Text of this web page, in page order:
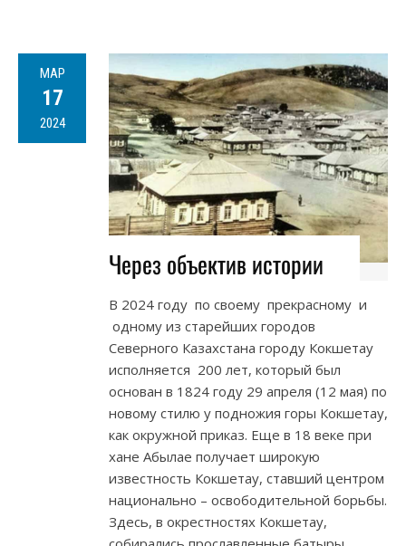
МАР
17
2024
Через объектив истории
В 2024 году по своему прекрасному и
одному из старейших городов
Северного Казахстана городу Кокшетау
исполняется 200 лет, который был
основан в 1824 году 29 апреля (12 мая) по
новому стилю у подножия горы Кокшетау,
как окружной приказ. Еще в 18 веке при
хане Абылае получает широкую
известность Кокшетау, ставший центром
национально – освободительной борьбы.
Здесь, в окрестностях Кокшетау,